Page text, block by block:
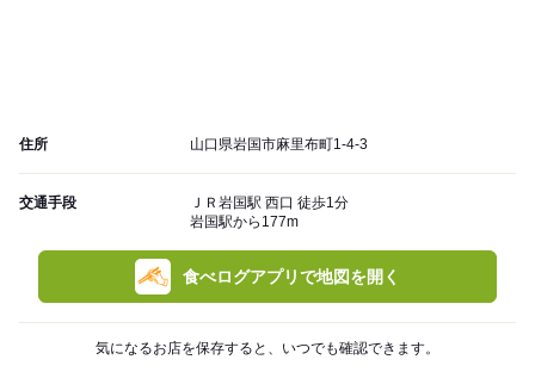
住所 山口県岩国市麻里布町1-4-3
交通手段
ＪＲ岩国駅 西口 徒歩1分
岩国駅から177m
食べログアプリで地図を開く
気になるお店を保存すると、いつでも確認できます。